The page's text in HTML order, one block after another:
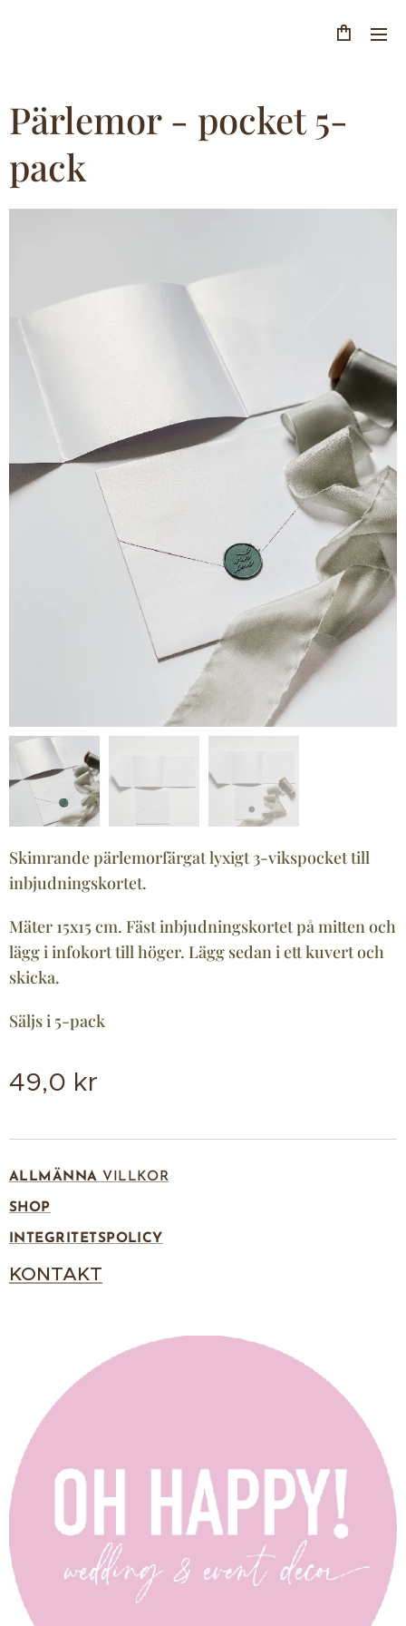
Pärlemor - pocket 5-
pack
Skimrande pärlemorfärgat lyxigt 3-vikspocket till
inbjudningskortet.
Mäter 15x15 cm. Fäst inbjudningskortet på mitten och
lägg i infokort till höger. Lägg sedan i ett kuvert och
skicka.
Säljs i 5-pack
49,0 kr
ALLMÄNNA VILLKOR
SHOP
INTEGRITETSPOLICY
KONTAKT